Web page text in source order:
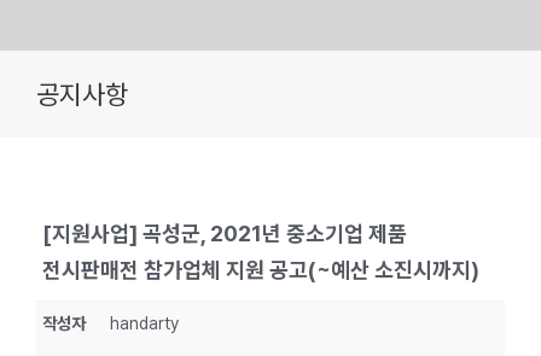
공지사항
[지원사업] 곡성군, 2021년 중소기업 제품
전시판매전 참가업체 지원 공고(~예산 소진시까지)
작성자 handarty